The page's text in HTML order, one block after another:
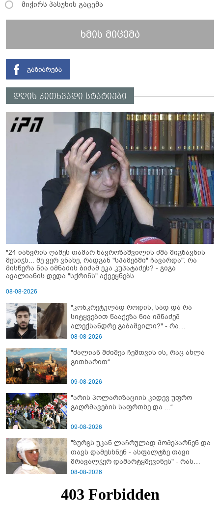
მიჭირს პასუხის გაცემა
ხმის მიცემა
დღის კითხვადი სტატიები
"24 იანვრის ღამეს თამარ ნავროზაშვილის ძმა მიგზავნის
მესიჯს... მე ვერ ვნახე, რადგან "სპამებში" ჩავარდა": რა
მისწერა ნია იმნაძის ბიძამ ეკა კუპატაძეს? - გიგა
ავალიანის დედა "სქრინს" აქვეყნებს
08-08-2026
"კონკრეტულად როდის, სად და რა
სიტყვებით წააქეზა ნია იმნაძემ
ალექსანდრე გაბაშვილი?" - რა
მიმართვას ავრცელებს ნია იმნაძის
08-08-2026
"ძალიან მძიმეა ჩემთვის ის, რაც ახლა
გითხარით“
09-08-2026
"არის პოლარიზაციის კიდევ უფრო
გაღრმავების საფრთხე და ...“
09-08-2026
"ზურგს უკან ლაჩრულად მომეპარნენ და
თავს დამესხნენ - ასფალტზე თავი
მრავალჯერ დამარტყმევინეს" - რას
ჰყვება კურიერი, რომელსაც
გაუსწორდნენ?
08-08-2026